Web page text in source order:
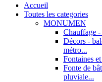
Accueil
Toutes les categories
MONUMEN
Chauffage -
Décors -
métro...
Fontaines
Fonte de
pluviale...